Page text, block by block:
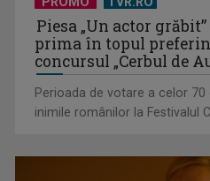
Piesa „Un actor
prima în topul
concursul „Cerbul de
Perioada de votare a celor
inimile românilor la Festivalul